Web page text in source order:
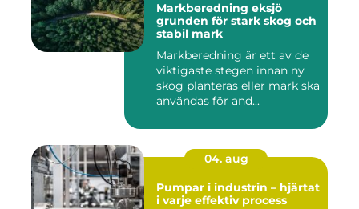
Markberedning eksjö
grunden för stark skog och
stabil mark
Markberedning är ett av de
viktigaste stegen innan ny
skog planteras eller mark ska
användas för and...
04. aug
Pumpar i industrin – hjärtat
i varje effektiv process